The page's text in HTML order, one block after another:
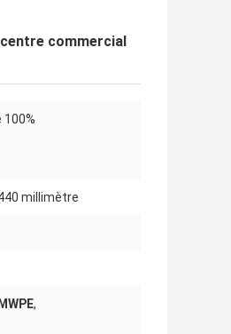
commercial
100%
millimètre
,